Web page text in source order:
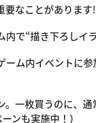
要なことがあります
で“描き下ろしイ
ーム内イベントに
。一枚買うのに、
ンも実施中！）